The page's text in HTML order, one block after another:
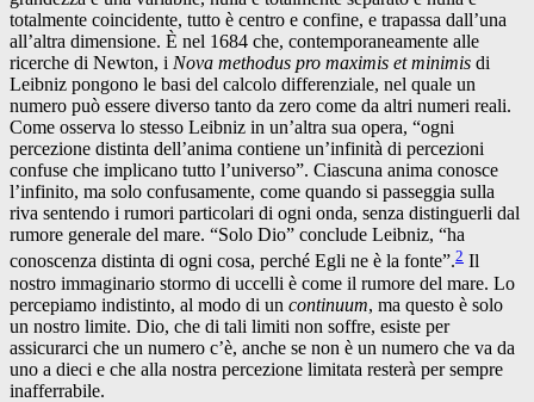
totalmente coincidente, tutto è centro e confine, e trapassa dall’una
all’altra dimensione. È nel 1684 che, contemporaneamente alle
ricerche di Newton, i Nova methodus pro maximis et minimis di
Leibniz pongono le basi del calcolo differenziale, nel quale un
numero può essere diverso tanto da zero come da altri numeri reali.
Come osserva lo stesso Leibniz in un’altra sua opera, “ogni
percezione distinta dell’anima contiene un’infinità di percezioni
confuse che implicano tutto l’universo”. Ciascuna anima conosce
l’infinito, ma solo confusamente, come quando si passeggia sulla
riva sentendo i rumori particolari di ogni onda, senza distinguerli dal
rumore generale del mare. “Solo Dio” conclude Leibniz, “ha
conoscenza distinta di ogni cosa, perché Egli ne è la fonte”.2 Il
nostro immaginario stormo di uccelli è come il rumore del mare. Lo
percepiamo indistinto, al modo di un continuum, ma questo è solo
un nostro limite. Dio, che di tali limiti non soffre, esiste per
assicurarci che un numero c’è, anche se non è un numero che va da
uno a dieci e che alla nostra percezione limitata resterà per sempre
inafferrabile.